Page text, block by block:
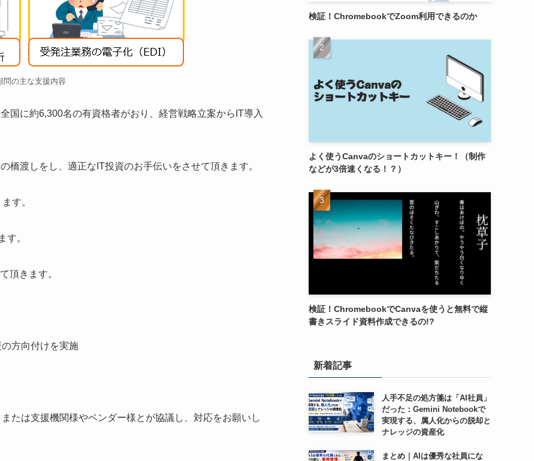
問の主な支援内容
国に約6,300名の有資格者がおり、経営戦略立案からIT導入
渡しをし、適正なIT投資のお手伝いをさせて頂きます。
す。
す。
頂きます。
方向付けを実施
たは支援機関様やベンダー様とが協議し、対応をお願いし
検証！ChromebookでZoom利用できるのか
よく使うCanvaのショートカットキー！（制作
などが3倍速くなる！？）
検証！ChromebookでCanvaを使うと無料で縦
書きスライド資料作成できるの!?
新着記事
人手不足の処方箋は「AI社員」
だった：Gemini Notebookで
実現する、属人化からの脱却と
ナレッジの資産化
まとめ｜AIは優秀な社員にな